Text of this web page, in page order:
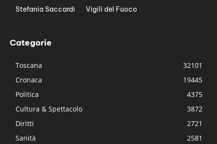
Stefania Saccardi
Vigili del Fuoco
Categorie
Toscana
32101
Cronaca
19445
Politica
4375
Cultura & Spettacolo
3872
Diritti
2721
Sanità
2581